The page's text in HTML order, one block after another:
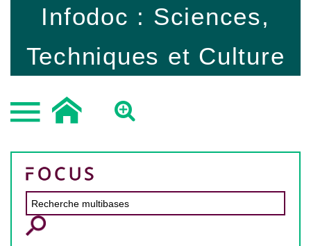
Infodoc : Sciences,
Techniques et Culture